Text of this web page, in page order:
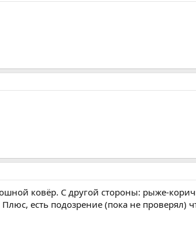
ковёр. С другой стороны: рыже-
есть подозрение (пока не проверял)